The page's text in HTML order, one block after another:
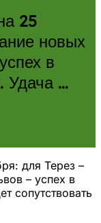
25
новых
в
Удача …
для Терез –
– успех в
сопутствовать